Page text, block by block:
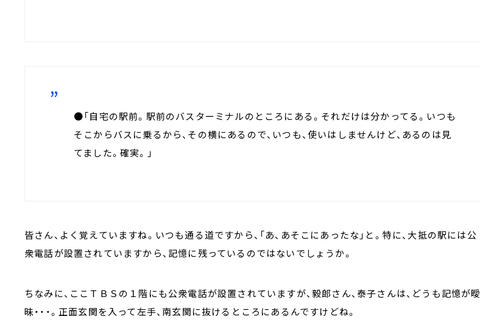
●「自宅の駅前。駅前のバスターミナルのところにある。それだけは分かってる。いつも
そこからバスに乗るから、その横にあるので、いつも、使いはしませんけど、あるのは見
てました。確実。」
皆さん、よく覚えていますね。いつも通る道ですから、「あ、あそこにあったな」と。特に、大抵の駅には公
衆電話が設置されていますから、記憶に残っているのではないでしょうか。
ちなみに、ここＴＢＳの１階にも公衆電話が設置されていますが、毅郎さん、泰子さんは、どうも記憶が曖
昧・・・。正面玄関を入って左手、南玄関に抜けるところにあるんですけどね。